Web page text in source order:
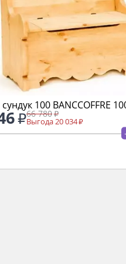
100 ВАNCCOFFRE
66 780
Выгода 20 034